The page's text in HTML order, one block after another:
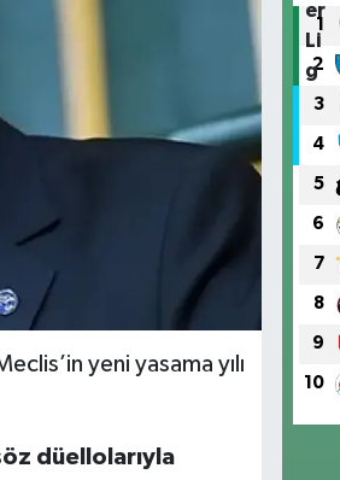
yeni yasama yılı
düellolarıyla
1
2
3
4
5
6
7
8
9
10